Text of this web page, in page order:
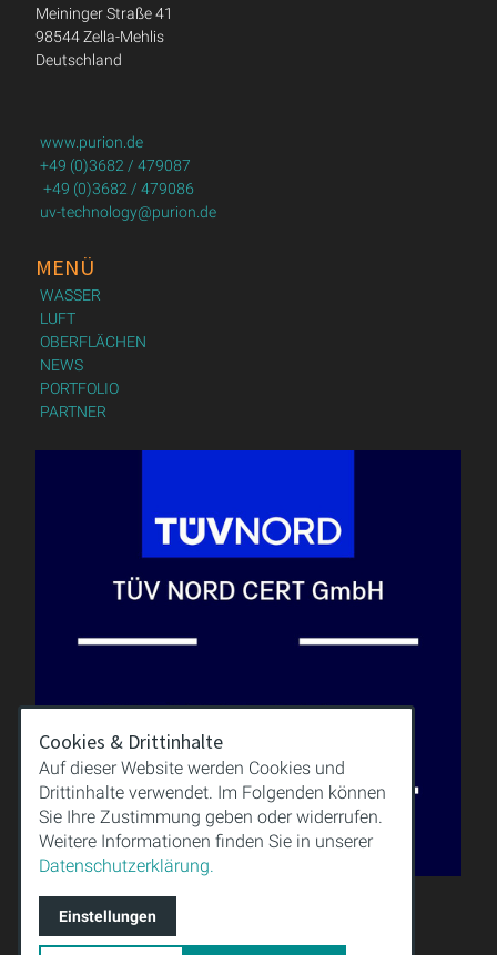
Meininger Straße 41
98544 Zella-Mehlis
Deutschland
www.purion.de
+49 (0)3682 / 479087
+49 (0)3682 / 479086
uv-technology@purion.de
MENÜ
WASSER
LUFT
OBERFLÄCHEN
NEWS
PORTFOLIO
PARTNER
QUALITÄT
WISSEN
Cookies & Drittinhalte
Auf dieser Website werden Cookies und
Drittinhalte verwendet. Im Folgenden können
Sie Ihre Zustimmung geben oder widerrufen.
Weitere Informationen finden Sie in unserer
Datenschutzerklärung.
Einstellungen